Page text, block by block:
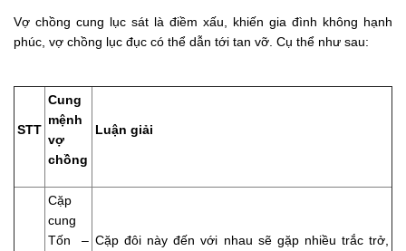
Vợ chồng cung lục sát là điềm xấu, khiến gia đình không hạnh
phúc, vợ chồng lục đục có thể dẫn tới tan vỡ. Cụ thể như sau:
STT
Cung
mệnh
vợ
chồng
Luận giải
Cặp
cung
Tốn – Cặp đôi này đến với nhau sẽ gặp nhiều trắc trở,